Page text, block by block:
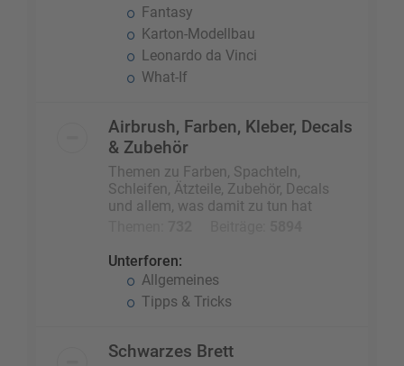
Fantasy
Karton-Modellbau
Leonardo da Vinci
What-If
Airbrush, Farben, Kleber, Decals
& Zubehör
Themen zu Farben, Spachteln,
Schleifen, Ätzteile, Zubehör, Decals
und allem, was damit zu tun hat
Unterforen:
Allgemeines
Tipps & Tricks
Schwarzes Brett